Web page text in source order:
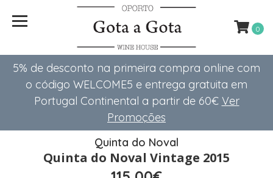
5% de desconto na primeira compra online com
o código WELCOME5 e entrega gratuita em
Portugal Continental a partir de 60€ Ver
Promoções
0
Quinta do Noval
Quinta do Noval Vintage 2015